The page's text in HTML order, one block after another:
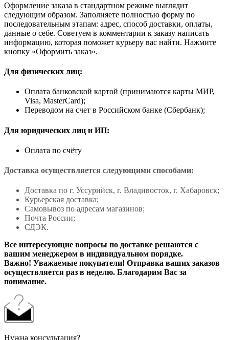
Оформление заказа в стандартном режиме выглядит
следующим образом. Заполняете полностью форму по
последовательным этапам: адрес, способ доставки, оплаты,
данные о себе. Советуем в комментарии к заказу написать
информацию, которая поможет курьеру вас найти. Нажмите
кнопку «Оформить заказ».
Для физических лиц:
Оплата банковской картой (принимаются карты МИР,
Visa, MasterCard);
Переводом на счет в Российском банке (Сбербанк);
Для юридических лиц и ИП:
Оплата по счёту
Доставка осуществляется следующими способами:
Доставка по г. Уссурийск, г. Владивосток, г. Хабаровск;
Курьерская доставка;
Самовывоз по адресам магазинов;
Почта России;
СДЭК.
Все интересующие вопросы по доставке решаются с
вашим менеджером в индивидуальном порядке.
Важно! Уважаемые покупатели! Отправка ваших заказов
осуществляется раз в неделю. Благодарим Вас за
понимание.
Нужна консультация?